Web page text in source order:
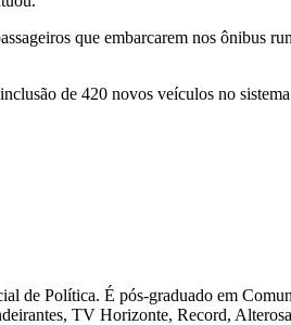
que embarcarem nos ônibus
de 420 novos veículos no
de Política. É pós-graduado em
TV Horizonte, Record,